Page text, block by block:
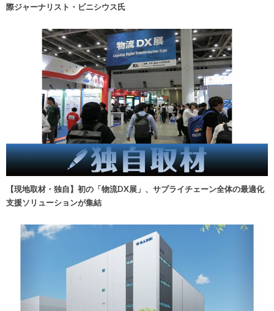
際ジャーナリスト・ビニシウス氏
【現地取材・独自】初の「物流DX展」、サプライチェーン全体の最適化
支援ソリューションが集結